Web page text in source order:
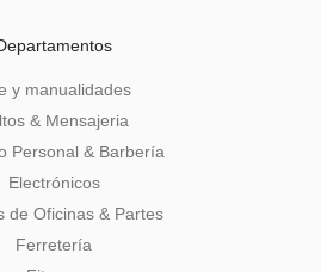
y manualidades
& Mensajeria
Personal & Barbería
Electrónicos
de Oficinas & Partes
Ferretería